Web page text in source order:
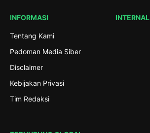
INFORMASI
Tentang Kami
Pedoman Media Siber
Disclaimer
Kebijakan Privasi
Tim Redaksi
INTERNAL